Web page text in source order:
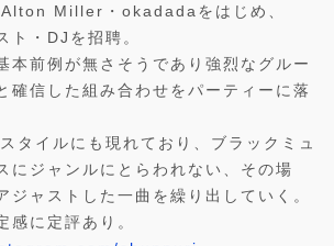
Miller・okadadaをはじめ、
ト・DJを招聘。
本前例が無さそうであり強烈なグルー
確信した組み合わせをパーティーに落
タイルにも現れており、ブラックミュ
にジャンルにとらわれない、その場
ジャストした一曲を繰り出していく。
感に定評あり。